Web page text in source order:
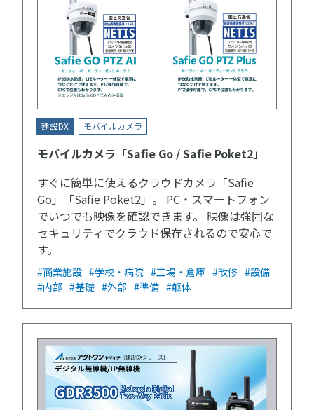
建設DX モバイルカメラ
モバイルカメラ「Safie Go / Safie Poket2」
すぐに簡単に使えるクラウドカメラ「Safie
Go」「Safie Poket2」。 PC・スマートフォン
でいつでも映像を確認できます。 映像は強固な
セキュリティでクラウド保存されるので安心で
す。
#商業施設 #学校・病院 #工場・倉庫 #改修 #設備
#内部 #基礎 #外部 #準備 #躯体